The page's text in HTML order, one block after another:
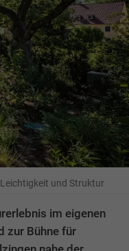
und Struktur
im eigenen
zur Bühne für